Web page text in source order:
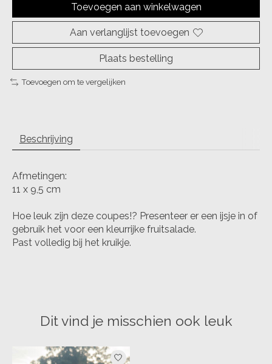
Toevoegen aan winkelwagen
Aan verlanglijst toevoegen
Plaats bestelling
Toevoegen om te vergelijken
Beschrijving
Afmetingen:
11 x 9,5 cm
Hoe leuk zijn deze coupes!? Presenteer er een ijsje in of
gebruik het voor een kleurrijke fruitsalade.
Past volledig bij het kruikje.
Dit vind je misschien ook leuk
Items van productcarrousel